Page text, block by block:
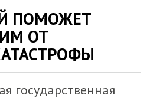
ПОМОЖЕТ
ОТ
государственная